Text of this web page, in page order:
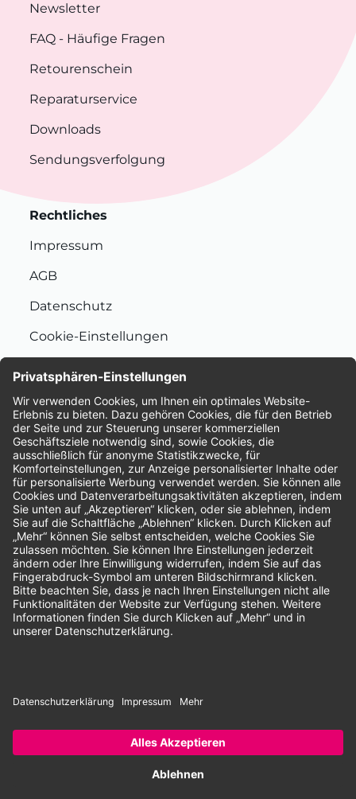
Newsletter
FAQ - Häufige Fragen
Retourenschein
Reparaturservice
Downloads
Sendungsverfolgung
Rechtliches
Impressum
AGB
Datenschutz
Cookie-Einstellungen
Bewertungen
Unsere Zahlungsarten:
Rechnung SEPA-Lastschrift Vorkasse